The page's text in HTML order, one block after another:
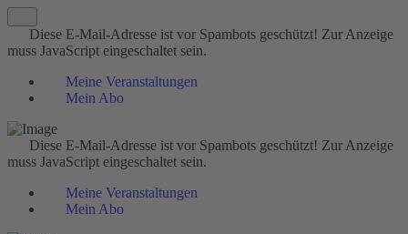
Diese E-Mail-Adresse ist vor Spambots geschützt! Zur Anzeige
muss JavaScript eingeschaltet sein.
Meine Veranstaltungen
Mein Abo
Diese E-Mail-Adresse ist vor Spambots geschützt! Zur Anzeige
muss JavaScript eingeschaltet sein.
Meine Veranstaltungen
Mein Abo